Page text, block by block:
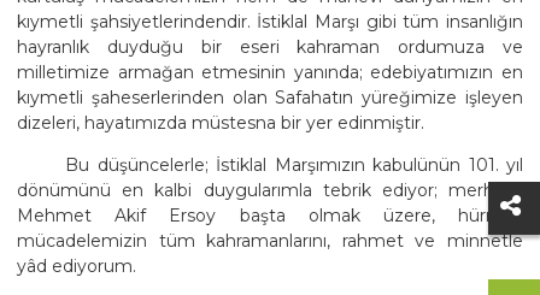
kıymetli şahsiyetlerindendir. İstiklal Marşı gibi tüm insanlığın
hayranlık duyduğu bir eseri kahraman ordumuza ve
milletimize armağan etmesinin yanında; edebiyatımızın en
kıymetli şaheserlerinden olan Safahatın yüreğimize işleyen
dizeleri, hayatımızda müstesna bir yer edinmiştir.
Bu düşüncelerle; İstiklal Marşımızın kabulünün 101. yıl
dönümünü en kalbi duygularımla tebrik ediyor; merhum
Mehmet Akif Ersoy başta olmak üzere, hürriyet
mücadelemizin tüm kahramanlarını, rahmet ve minnetle
yâd ediyorum.